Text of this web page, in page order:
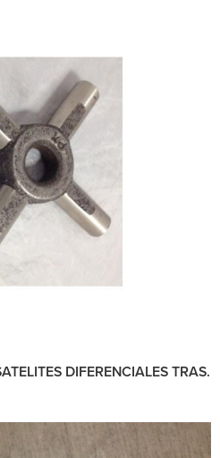
DIFERENCIALES TRAS.